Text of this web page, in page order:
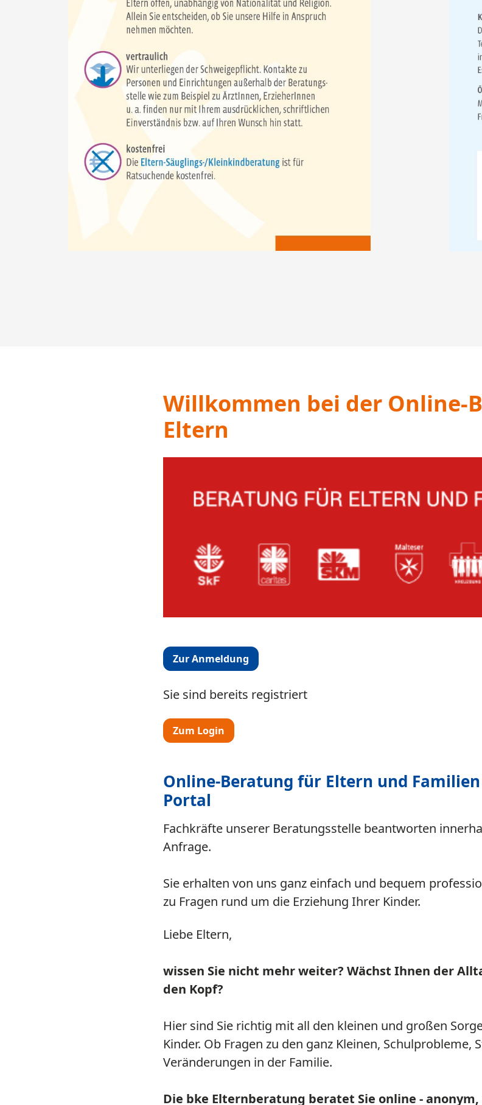
Willkommen bei der Online-
Eltern
Zur Anmeldung
Sie sind bereits registriert
Zum Login
Online-Beratung für Eltern und
Portal
Fachkräfte unserer Beratungsstelle beantworten
Anfrage.
Sie erhalten von uns ganz einfach und bequem
zu Fragen rund um die Erziehung Ihrer Kinder.
Liebe Eltern,
wissen Sie nicht mehr weiter? Wächst Ihnen der
den Kopf?
Hier sind Sie richtig mit all den kleinen und großen
Kinder. Ob Fragen zu den ganz Kleinen, Schulprobleme,
Veränderungen in der Familie.
Die bke Elternberatung beratet Sie online -